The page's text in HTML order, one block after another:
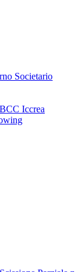
Societario
Iccrea